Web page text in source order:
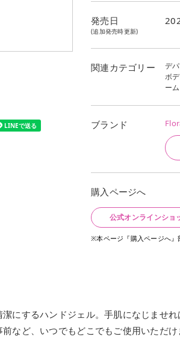
LINEで送る
発売日
(追加発売時更新)
関連カテゴリー
デ
ボ
ー
ブランド
購入ページへ
公式オンラインショ
※本ページ『購入ページへ』
にするハンドジェル。手肌になじませ
など、いつでもどこでもご使用いただ